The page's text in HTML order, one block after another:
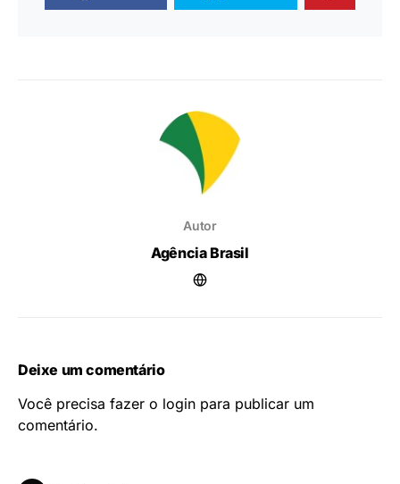
Autor
Agência Brasil
Deixe um comentário
Você precisa fazer o login para publicar um
comentário.